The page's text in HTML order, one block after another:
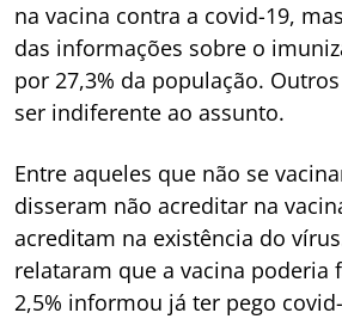
na vacina contra a covid-19,
das informações sobre o
por 27,3% da população.
ser indiferente ao assunto.
Entre aqueles que não se
disseram não acreditar na
acreditam na existência do
relataram que a vacina poderia
2,5% informou já ter pego